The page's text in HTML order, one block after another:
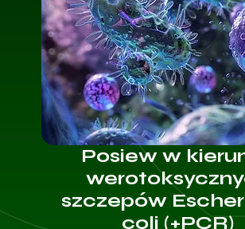
Posiew w
szczepów
coli (+PCR)